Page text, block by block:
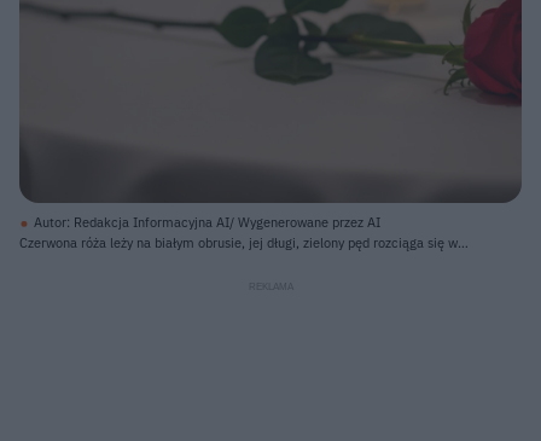
Autor: Redakcja Informacyjna AI/ Wygenerowane przez AI
Czerwona róża leży na białym obrusie, jej długi, zielony pęd rozciąga się w
szklanym naczyniu, tworząc ciepłe, rozproszone światło. Za świecą widoczny